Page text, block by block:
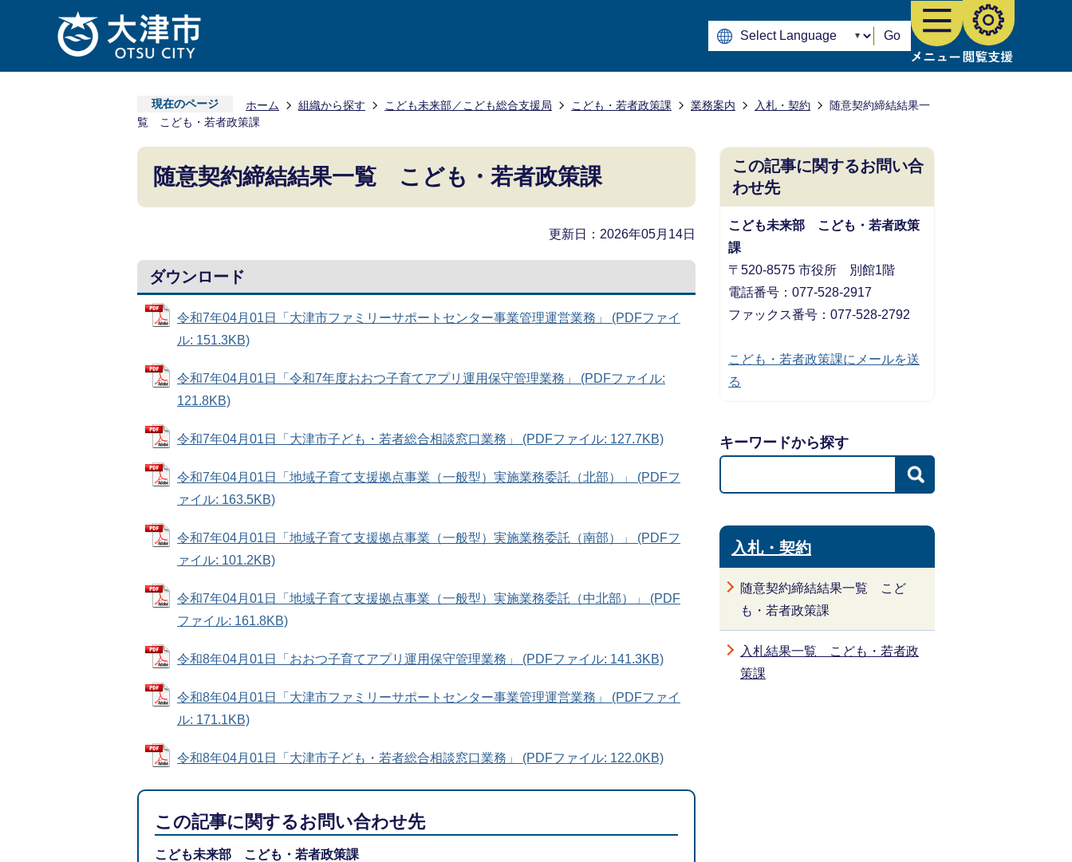
Go
現在のページ ホーム 組織から探す こども未来部／こども総合支援局 こども・若者政策課 業務案内 入札・契約
随意契約締結結果一
覧 こども・若者政策課
随意契約締結結果一覧 こども・若者政策課
更新日：2026年05月14日
ダウンロード
令和7年04月01日「大津市ファミリーサポートセンター事業管理運営業務」 (PDFファイ
ル: 151.3KB)
令和7年04月01日「令和7年度おおつ子育てアプリ運用保守管理業務」 (PDFファイル:
121.8KB)
令和7年04月01日「大津市子ども・若者総合相談窓口業務」 (PDFファイル: 127.7KB)
令和7年04月01日「地域子育て支援拠点事業（一般型）実施業務委託（北部）」 (PDFフ
ァイル: 163.5KB)
令和7年04月01日「地域子育て支援拠点事業（一般型）実施業務委託（南部）」 (PDFフ
ァイル: 101.2KB)
令和7年04月01日「地域子育て支援拠点事業（一般型）実施業務委託（中北部）」 (PDF
ファイル: 161.8KB)
令和8年04月01日「おおつ子育てアプリ運用保守管理業務」 (PDFファイル: 141.3KB)
令和8年04月01日「大津市ファミリーサポートセンター事業管理運営業務」 (PDFファイ
ル: 171.1KB)
令和8年04月01日「大津市子ども・若者総合相談窓口業務」 (PDFファイル: 122.0KB)
この記事に関するお問い合わせ先
こども未来部 こども・若者政策課
この記事に関するお問い合
わせ先
こども未来部 こども・若者政策
課
〒520-8575 市役所 別館1階
電話番号：077-528-2917
ファックス番号：077-528-2792
こども・若者政策課にメールを送
る
キーワードから探す
入札・契約
随意契約締結結果一覧 こど
も・若者政策課
入札結果一覧 こども・若者政
策課